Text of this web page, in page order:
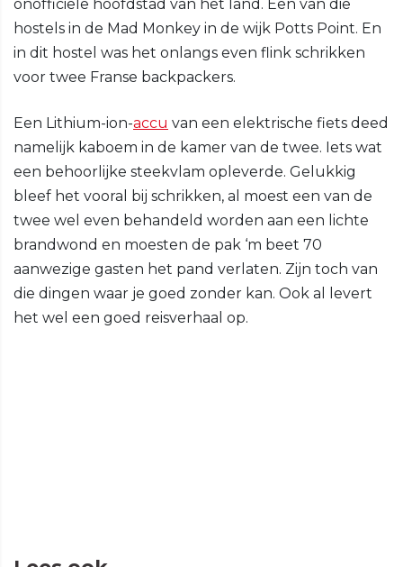
onofficiële hoofdstad van het land. Een van die
hostels in de Mad Monkey in de wijk Potts Point. En
in dit hostel was het onlangs even flink schrikken
voor twee Franse backpackers.
Een Lithium-ion-accu van een elektrische fiets deed
namelijk kaboem in de kamer van de twee. Iets wat
een behoorlijke steekvlam opleverde. Gelukkig
bleef het vooral bij schrikken, al moest een van de
twee wel even behandeld worden aan een lichte
brandwond en moesten de pak ‘m beet 70
aanwezige gasten het pand verlaten. Zijn toch van
die dingen waar je goed zonder kan. Ook al levert
het wel een goed reisverhaal op.